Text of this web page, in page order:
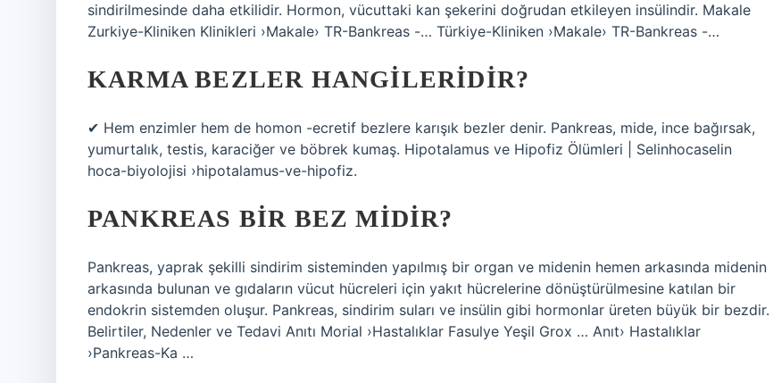
sindirilmesinde daha etkilidir. Hormon, vücuttaki kan şekerini doğrudan etkileyen insülindir. Makale
Zurkiye-Kliniken Klinikleri ›Makale› TR-Bankreas -… Türkiye-Kliniken ›Makale› TR-Bankreas -…
KARMA BEZLER HANGILERIDIR?
✔ Hem enzimler hem de homon -ecretif bezlere karışık bezler denir. Pankreas, mide, ince bağırsak,
yumurtalık, testis, karaciğer ve böbrek kumaş. Hipotalamus ve Hipofiz Ölümleri | Selinhocaselin
hoca-biyolojisi ›hipotalamus-ve-hipofiz.
PANKREAS BIR BEZ MIDIR?
Pankreas, yaprak şekilli sindirim sisteminden yapılmış bir organ ve midenin hemen arkasında midenin
arkasında bulunan ve gıdaların vücut hücreleri için yakıt hücrelerine dönüştürülmesine katılan bir
endokrin sistemden oluşur. Pankreas, sindirim suları ve insülin gibi hormonlar üreten büyük bir bezdir.
Belirtiler, Nedenler ve Tedavi Anıtı Morial ›Hastalıklar Fasulye Yeşil Grox … Anıt› Hastalıklar
›Pankreas-Ka …